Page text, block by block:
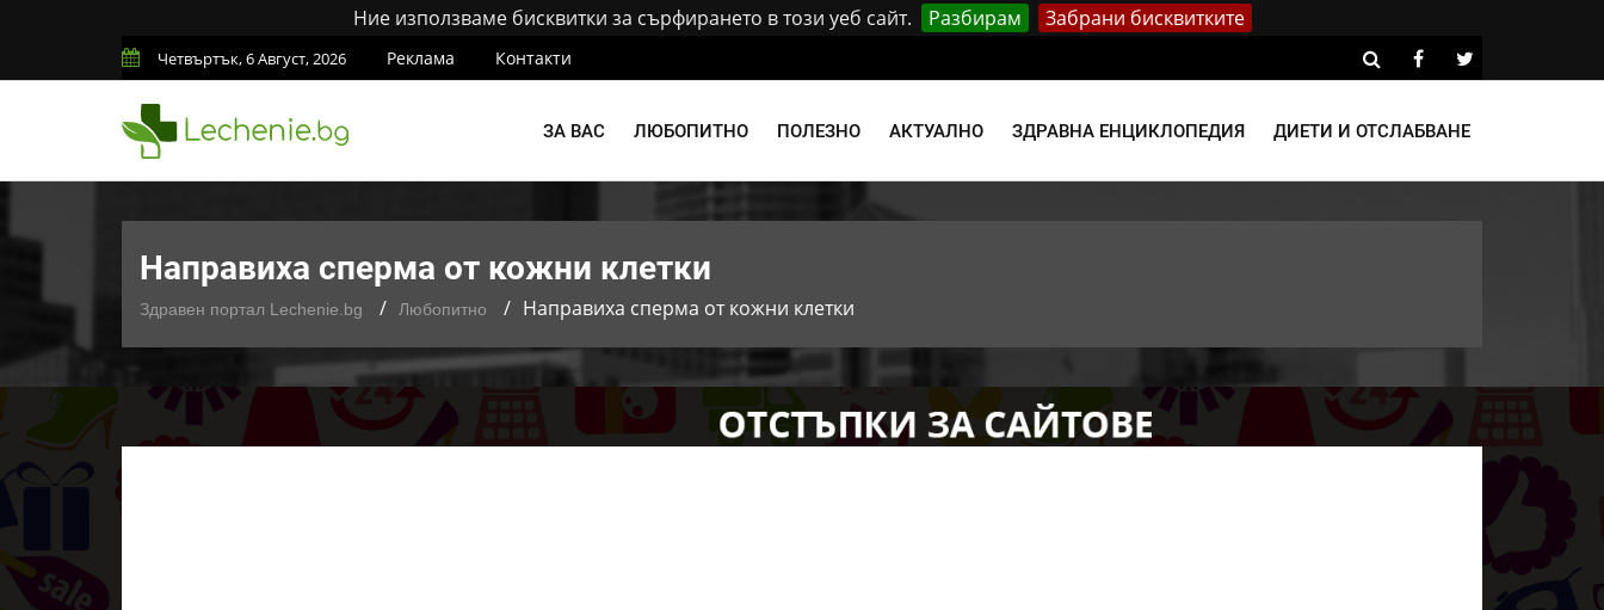
Ние използваме бисквитки за сърфирането в този уеб сайт. Разбирам Забрани бисквитките
Четвъртък, 6 Август, 2026 Реклама Контакти
ЗА ВАС ЛЮБОПИТНО ПОЛЕЗНО АКТУАЛНО ЗДРАВНА ЕНЦИКЛОПЕДИЯ ДИЕТИ И ОТСЛАБВАНЕ
Направиха сперма от кожни клетки
Здравен портал Lechenie.bg Любопитно Направиха сперма от кожни клетки